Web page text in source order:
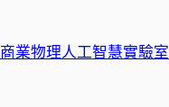
商業物理人工智慧實驗室